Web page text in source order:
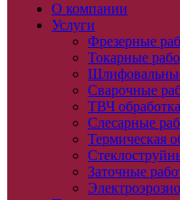
О компании
Услуги
Фрезерные
Токарные
Сварочные
ТВЧ обработка
Слесарные
Термическая
Заточные